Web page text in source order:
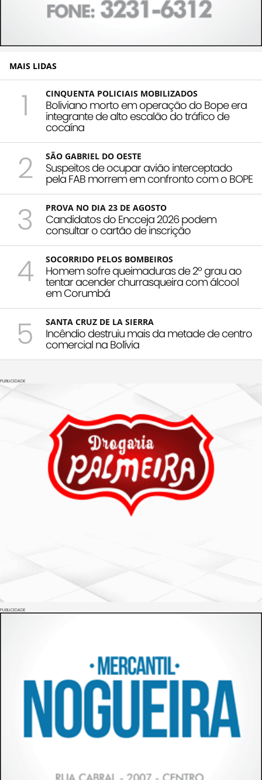
MAIS LIDAS
1 CINQUENTA POLICIAIS MOBILIZADOS
Boliviano morto em operação do Bope era
integrante de alto escalão do tráfico de
cocaína
2 SÃO GABRIEL DO OESTE
Suspeitos de ocupar avião interceptado
pela FAB morrem em confronto com o BOPE
3 PROVA NO DIA 23 DE AGOSTO
Candidatos do Encceja 2026 podem
consultar o cartão de inscrição
4 SOCORRIDO PELOS BOMBEIROS
Homem sofre queimaduras de 2º grau ao
tentar acender churrasqueira com álcool
em Corumbá
5 SANTA CRUZ DE LA SIERRA
Incêndio destruiu mais da metade de centro
comercial na Bolívia
PUBLICIDADE
PUBLICIDADE